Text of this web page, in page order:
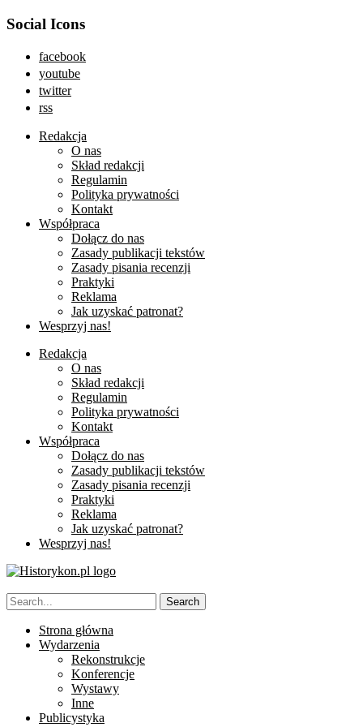
Social Icons
facebook
youtube
twitter
rss
Redakcja
O nas
Skład redakcji
Regulamin
Polityka prywatności
Kontakt
Współpraca
Dołącz do nas
Zasady publikacji tekstów
Zasady pisania recenzji
Praktyki
Reklama
Jak uzyskać patronat?
Wesprzyj nas!
Redakcja
O nas
Skład redakcji
Regulamin
Polityka prywatności
Kontakt
Współpraca
Dołącz do nas
Zasady publikacji tekstów
Zasady pisania recenzji
Praktyki
Reklama
Jak uzyskać patronat?
Wesprzyj nas!
Strona główna
Wydarzenia
Rekonstrukcje
Konferencje
Wystawy
Inne
Publicystyka